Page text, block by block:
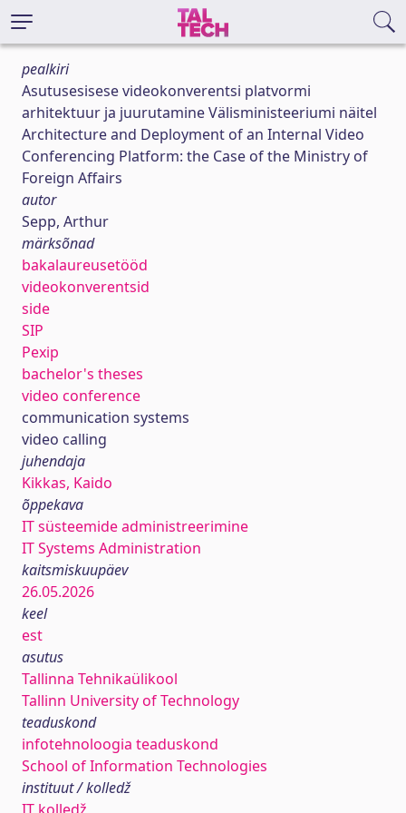
pealkiri
Asutusesisese videokonverentsi platvormi
arhitektuur ja juurutamine Välisministeeriumi näitel
Architecture and Deployment of an Internal Video
Conferencing Platform: the Case of the Ministry of
Foreign Affairs
autor
Sepp, Arthur
märksõnad
bakalaureusetööd
videokonverentsid
side
SIP
Pexip
bachelor's theses
video conference
communication systems
video calling
juhendaja
Kikkas, Kaido
õppekava
IT süsteemide administreerimine
IT Systems Administration
kaitsmiskuupäev
26.05.2026
keel
est
asutus
Tallinna Tehnikaülikool
Tallinn University of Technology
teaduskond
infotehnoloogia teaduskond
School of Information Technologies
instituut / kolledž